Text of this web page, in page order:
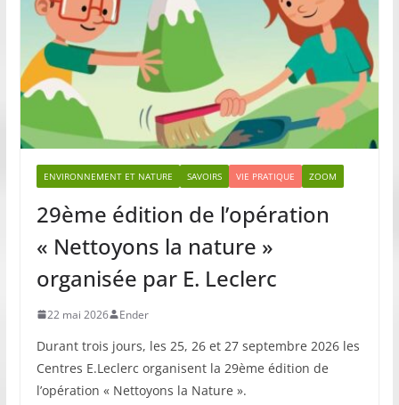
ENVIRONNEMENT ET NATURE SAVOIRS VIE PRATIQUE ZOOM
29ème édition de l’opération
« Nettoyons la nature »
organisée par E. Leclerc
22 mai 2026 Ender
Durant trois jours, les 25, 26 et 27 septembre 2026 les
Centres E.Leclerc organisent la 29ème édition de
l’opération « Nettoyons la Nature ».